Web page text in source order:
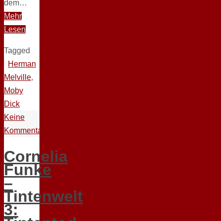
dem…
Mehr
Lesen
Tagged
Herman
Melville,
Moby
Dick
Keine
Kommentare
Cornelia
Funke
–
Tintenwelt
3: